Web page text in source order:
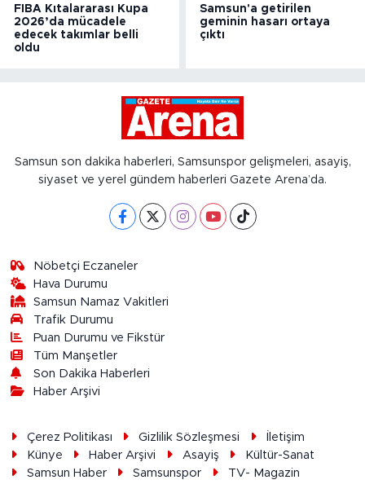
FIBA Kıtalararası Kupa
2026’da mücadele
edecek takımlar belli
oldu
Samsun'a getirilen
geminin hasarı ortaya
çıktı
Samsun son dakika haberleri, Samsunspor gelişmeleri, asayiş,
siyaset ve yerel gündem haberleri Gazete Arena’da.
Nöbetçi Eczaneler
Hava Durumu
Samsun Namaz Vakitleri
Trafik Durumu
Puan Durumu ve Fikstür
Tüm Manşetler
Son Dakika Haberleri
Haber Arşivi
Çerez Politikası Gizlilik Sözleşmesi
İletişim
Künye
Haber Arşivi Asayiş
Kültür-Sanat
Samsun Haber
Samsunspor TV- Magazin